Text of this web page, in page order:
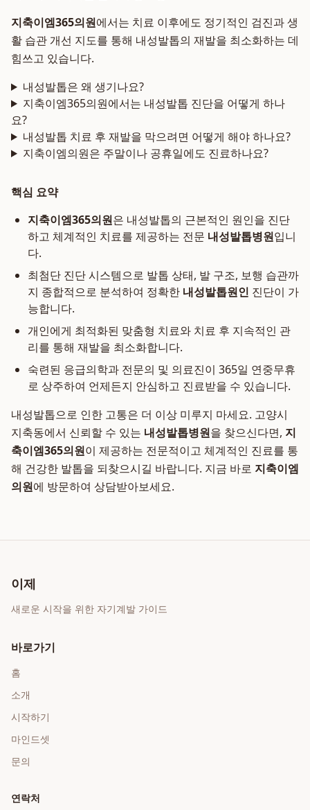
지축이엠365의원에서는 치료 이후에도 정기적인 검진과 생
활 습관 개선 지도를 통해 내성발톱의 재발을 최소화하는 데
힘쓰고 있습니다.
내성발톱은 왜 생기나요?
지축이엠365의원에서는 내성발톱 진단을 어떻게 하나
요?
내성발톱 치료 후 재발을 막으려면 어떻게 해야 하나요?
지축이엠의원은 주말이나 공휴일에도 진료하나요?
핵심 요약
지축이엠365의원은 내성발톱의 근본적인 원인을 진단
하고 체계적인 치료를 제공하는 전문 내성발톱병원입니
다.
최첨단 진단 시스템으로 발톱 상태, 발 구조, 보행 습관까
지 종합적으로 분석하여 정확한 내성발톱원인 진단이 가
능합니다.
개인에게 최적화된 맞춤형 치료와 치료 후 지속적인 관
리를 통해 재발을 최소화합니다.
숙련된 응급의학과 전문의 및 의료진이 365일 연중무휴
로 상주하여 언제든지 안심하고 진료받을 수 있습니다.
내성발톱으로 인한 고통은 더 이상 미루지 마세요. 고양시
지축동에서 신뢰할 수 있는 내성발톱병원을 찾으신다면, 지
축이엠365의원이 제공하는 전문적이고 체계적인 진료를 통
해 건강한 발톱을 되찾으시길 바랍니다. 지금 바로 지축이엠
의원에 방문하여 상담받아보세요.
이제
새로운 시작을 위한 자기계발 가이드
바로가기
홈
소개
시작하기
마인드셋
문의
연락처